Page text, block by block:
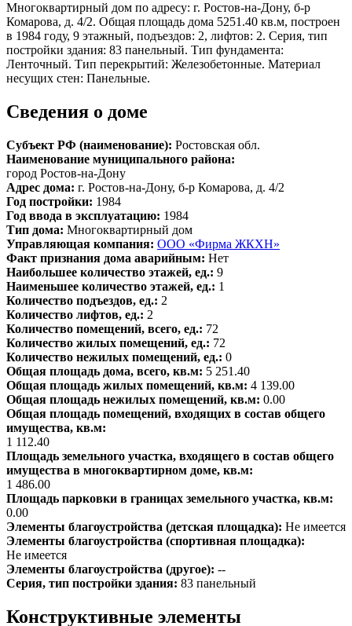
Многоквартирный дом по адресу: г. Ростов-на-Дону, б-р
Комарова, д. 4/2. Общая площадь дома 5251.40 кв.м, построен
в 1984 году, 9 этажный, подъездов: 2, лифтов: 2. Серия, тип
постройки здания: 83 панельный. Тип фундамента:
Ленточный. Тип перекрытий: Железобетонные. Материал
несущих стен: Панельные.
Сведения о доме
Субъект РФ (наименование): Ростовская обл.
Наименование муниципального района:
город Ростов-на-Дону
Адрес дома: г. Ростов-на-Дону, б-р Комарова, д. 4/2
Год постройки: 1984
Год ввода в эксплуатацию: 1984
Тип дома: Многоквартирный дом
Управляющая компания: ООО «Фирма ЖКХН»
Факт признания дома аварийным: Нет
Наибольшее количество этажей, ед.: 9
Наименьшее количество этажей, ед.: 1
Количество подъездов, ед.: 2
Количество лифтов, ед.: 2
Количество помещений, всего, ед.: 72
Количество жилых помещений, ед.: 72
Количество нежилых помещений, ед.: 0
Общая площадь дома, всего, кв.м: 5 251.40
Общая площадь жилых помещений, кв.м: 4 139.00
Общая площадь нежилых помещений, кв.м: 0.00
Общая площадь помещений, входящих в состав общего
имущества, кв.м:
1 112.40
Площадь земельного участка, входящего в состав общего
имущества в многоквартирном доме, кв.м:
1 486.00
Площадь парковки в границах земельного участка, кв.м:
0.00
Элементы благоустройства (детская площадка): Не имеется
Элементы благоустройства (спортивная площадка):
Не имеется
Элементы благоустройства (другое): --
Серия, тип постройки здания: 83 панельный
Конструктивные элементы